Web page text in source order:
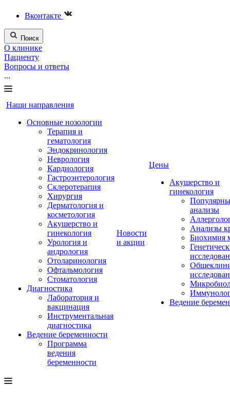
Вконтакте
Поиск
О клинике
Пациенту
Вопросы и ответы
...
Наши направления
Основные нозологии
Терапия и
гематология
Эндокринология
Неврология
Кардиология
Гастроэнтерология
Склеротерапия
Хирургия
Дерматология и
косметология
Акушерство и
гинекология
Урология и
андрология
Отоларинология
Офтальмология
Стоматология
Диагностика
Лаборатория и
вакцинация
Инструментальная
диагностика
Ведение беременности
Программа
ведения
беременности
Новости
и акции
Цены
Акушерство и
гинекология
анализы
Анализы
Биохимия
Ведение